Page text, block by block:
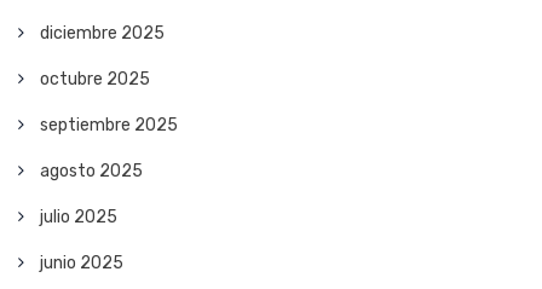
diciembre 2025
octubre 2025
septiembre 2025
agosto 2025
julio 2025
junio 2025